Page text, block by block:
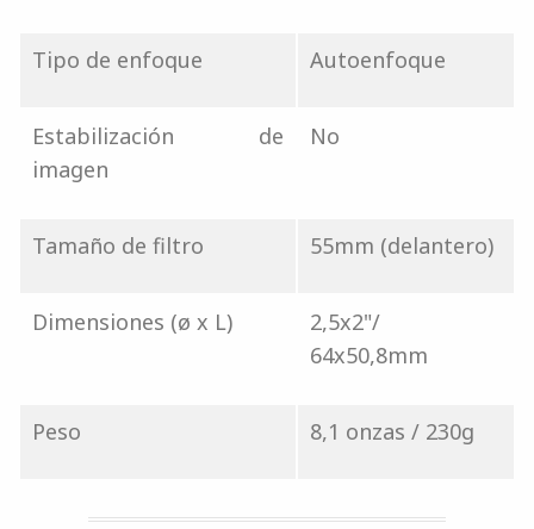
Tipo de enfoque Autoenfoque
Estabilización de
imagen
No
Tamaño de filtro 55mm (delantero)
Dimensiones (ø x L)
2,5x2"/
64x50,8mm
Peso 8,1 onzas / 230g